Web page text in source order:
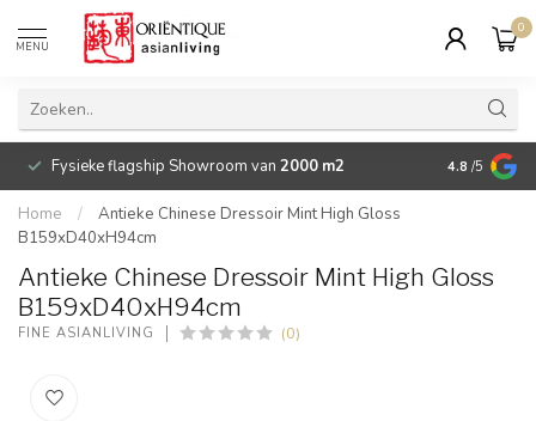
MENU
0
Fysieke flagship Showroom van 2000 m2 Betaalbare
4.8 /5
Home /
Antieke Chinese Dressoir Mint High Gloss
B159xD40xH94cm
Antieke Chinese Dressoir Mint High Gloss
B159xD40xH94cm
FINE ASIANLIVING (0)